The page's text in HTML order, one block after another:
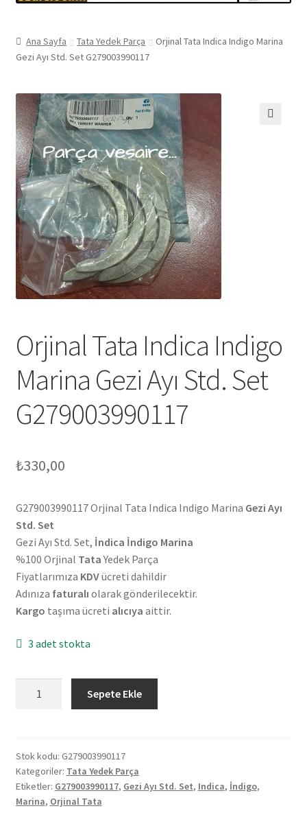
Ana Sayfa Tata Yedek Parça
Orjinal Tata Indica Indigo Marina
Gezi Ayı Std. Set G279003990117
Orjinal Tata Indica Indigo
Marina Gezi Ayı Std. Set
G279003990117
₺330,00
G279003990117 Orjinal Tata Indica Indigo Marina Gezi Ayı
Std. Set
Gezi Ayı Std. Set, İndica İndigo Marina
%100 Orjinal TataYedek Parça
Fiyatlarımıza KDVücreti dahildir
Adınıza faturalı olarak gönderilecektir.
Kargo taşıma ücreti alıcıya aittir.
3 adet stokta
Marina
Gezi
Ayı
Std.
Sepete Ekle
Stok kodu: G279003990117
Kategoriler: Tata Yedek Parça
Etiketler: G279003990117, Gezi Ayı Std. Set, Indica, İndigo,
Marina, Orjinal Tata